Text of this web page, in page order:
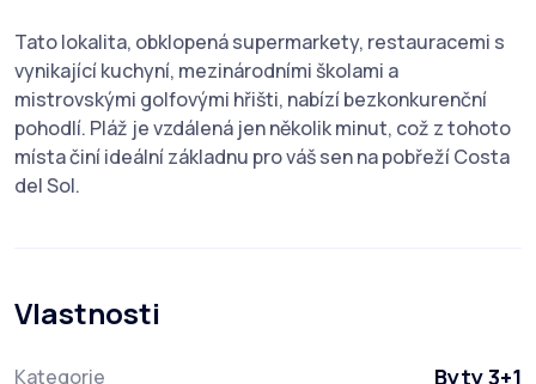
Tato lokalita, obklopená supermarkety, restauracemi s
vynikající kuchyní, mezinárodními školami a
mistrovskými golfovými hřišti, nabízí bezkonkurenční
pohodlí. Pláž je vzdálená jen několik minut, což z tohoto
místa činí ideální základnu pro váš sen na pobřeží Costa
del Sol.
Vlastnosti
Kategorie Byty 3+1